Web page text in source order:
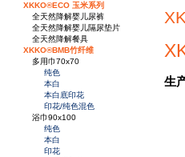
XKKO®ECO 玉米系列
全天然降解婴儿尿裤
全天然降解婴儿隔尿垫片
全天然降解餐具
XKKO®BMB竹纤维
多用巾70x70
纯色
本白
本白底印花
印花/纯色混色
浴巾90x100
纯色
本白
印花
生